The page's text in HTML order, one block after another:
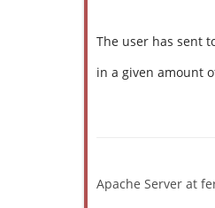
The user has sent
in a given amount
Apache Server at